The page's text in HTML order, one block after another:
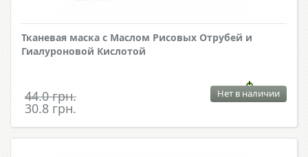
Тканевая маска с Маслом Рисовых Отрубей и
Гиалуроновой Кислотой
44.0 грн.
30.8 грн.
Нет в наличии